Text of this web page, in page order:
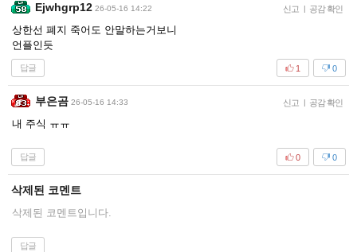
Ejwhgrp12 26-05-16 14:22 신고 | 공감 확인
상한선 폐지 죽어도 안말하는거보니
언플인듯
답글 0
1
부은곰 26-05-16 14:33 신고 | 공감 확인
내 주식 ㅠㅠ
답글 0
0
삭제된 코멘트
삭제된 코멘트입니다.
답글